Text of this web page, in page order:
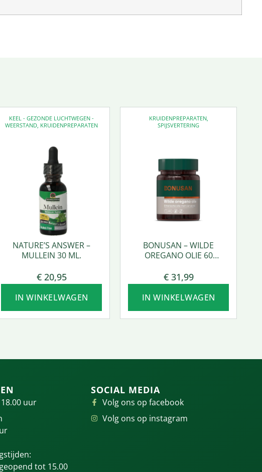
KEEL - GEZONDE LUCHTWEGEN -
WEERSTAND, KRUIDENPREPARATEN
NATURE’S ANSWER –
MULLEIN 30 ML.
€20,95
IN WINKELWAGEN
KRUIDENPREPARATEN,
SPIJSVERTERING
BONUSAN – WILDE
OREGANO OLIE 60
€31,99
IN WINKELWAGEN
uur
tot 15.00
SOCIAL MEDIA
Volg ons op facebook
Volg ons op instagram